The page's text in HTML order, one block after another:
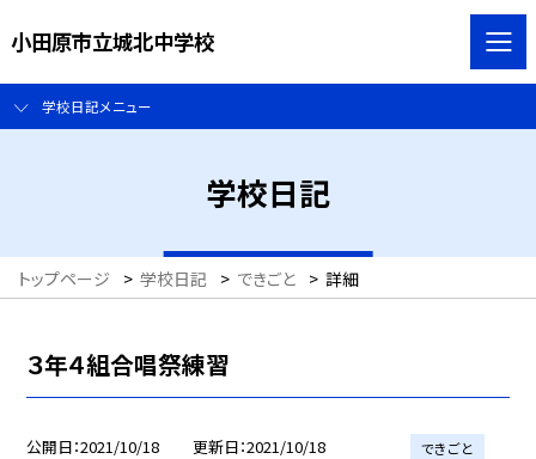
小田原市立城北中学校
学校日記メニュー
学校日記
トップページ > 学校日記 > できごと > 詳細
３年４組合唱祭練習
公開日 2021/10/18 更新日 2021/10/18 できごと